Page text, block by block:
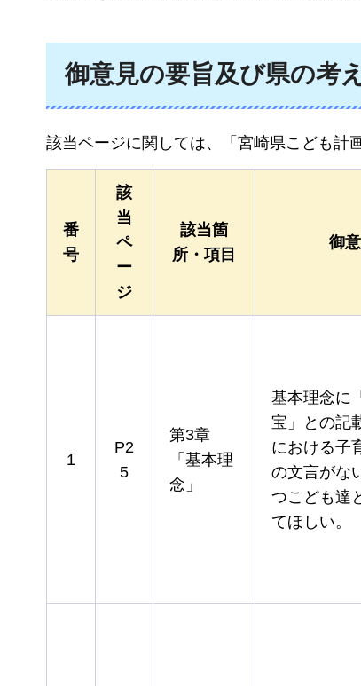
御意見の要旨及び県の考
該当ページに関しては、「宮崎県こども計
番
号
該
当
ペ
ー
ジ
該当箇
所・項目
御
1
P2
5
第3章
「基本理
念」
基本理念に
宝」との記
における子
の文言がな
つこども達
てほしい。